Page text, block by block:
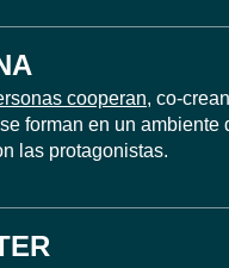
cooperan, co-
forman en un ambiente
las protagonistas.